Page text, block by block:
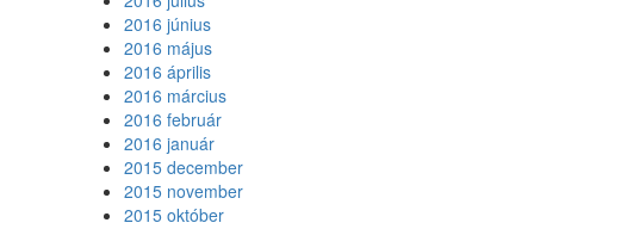
2016 június
2016 május
2016 április
2016 március
2016 február
2016 január
2015 december
2015 november
2015 október